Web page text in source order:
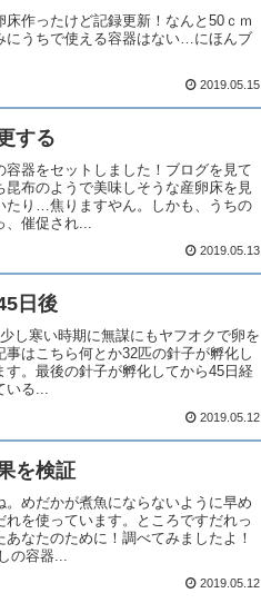
作ったけど記録更新！なんと50ｃｍ
にうちで使える容器はない…にほんブ
2019.05.15
する
器をセットしました！ブログを見て
布のようで美味しそうな産卵床を見
り…焦りますやん。しかも、うちの
催促され...
2019.05.13
日後
し寒い時期に無謀にもヤフオクで卵を
はこちら何とか32匹の針子が孵化し
。最後の針子が孵化してから45日経
いる...
2019.05.12
を検証
めだかが煮魚にならないように早め
を使っています。ところですだれっ
なたのために！調べてみましたよ！
の容器...
2019.05.12